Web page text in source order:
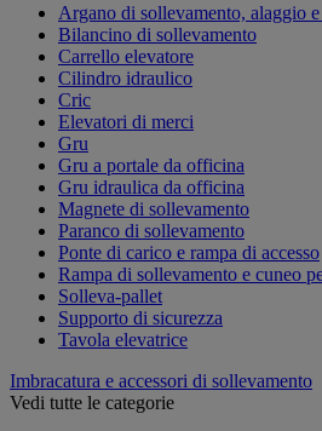
Argano di sollevamento, alaggio
Bilancino di sollevamento
Carrello elevatore
Cilindro idraulico
Cric
Elevatori di merci
Gru
Gru a portale da officina
Gru idraulica da officina
Magnete di sollevamento
Paranco di sollevamento
Ponte di carico e rampa di accesso
Rampa di sollevamento e cuneo
Solleva-pallet
Supporto di sicurezza
Tavola elevatrice
Imbracatura e accessori di sollevamento
Vedi tutte le categorie